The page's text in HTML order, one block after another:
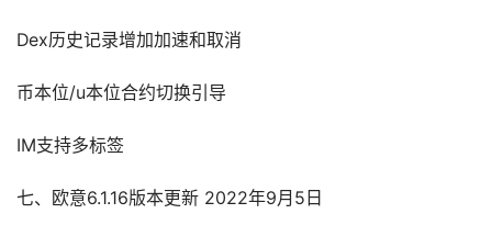
Dex历史记录增加加速和取消
币本位/u本位合约切换引导
IM支持多标签
七、欧意6.1.16版本更新 2022年9月5日